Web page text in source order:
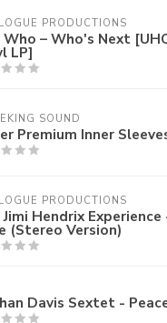
PRODUCTIONS
Who – Who's Next
LP]
SOUND
Premium Inner
PRODUCTIONS
Jimi Hendrix
(Stereo Version)
Davis Sextet -